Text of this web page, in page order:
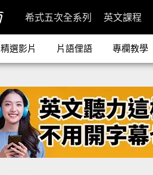
希式五次全系列 英文課程
精選影片 片語俚語 專欄教學